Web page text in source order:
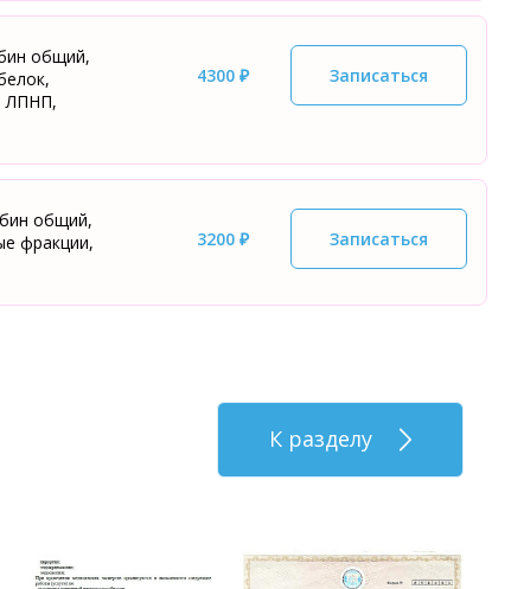
общий,
ЛПНП,
4300 ₽ Записаться
общий,
фракции,
3200 ₽ Записаться
К разделу